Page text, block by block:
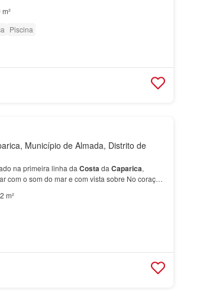
Piscina
Município de Almada, Distrito de
na primeira linha da Costada Caparica,
com o som do mar e com vista sobre No coração
o tipo de comércio, serv…
m²